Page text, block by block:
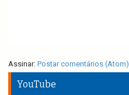
Assinar: Postar comentários (Atom)
YouTube